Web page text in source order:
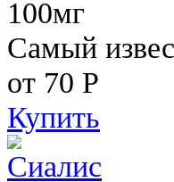
100мг
Самый
от 70 Р
Купить